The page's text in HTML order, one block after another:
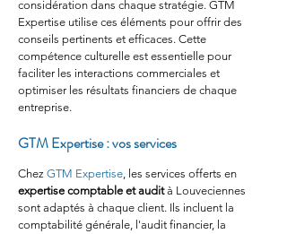
considération dans chaque stratégie. GTM
Expertise utilise ces éléments pour offrir des
conseils pertinents et efficaces. Cette
compétence culturelle est essentielle pour
faciliter les interactions commerciales et
optimiser les résultats financiers de chaque
entreprise.
GTM Expertise : vos services
Chez GTM Expertise, les services offerts en
expertise comptable et audit à Louveciennes
sont adaptés à chaque client. Ils incluent la
comptabilité générale, l'audit financier, la